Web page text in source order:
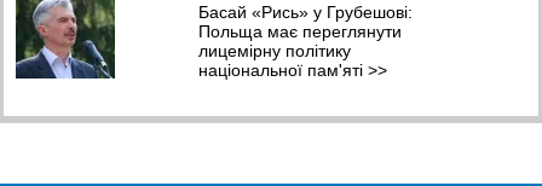
Басай «Рись» у Грубешові:
Польща має переглянути
лицемірну політику
національної пам'яті>>